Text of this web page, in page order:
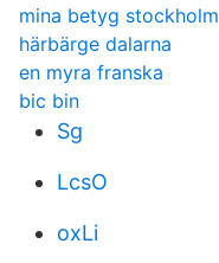
mina betyg stockholm
härbärge dalarna
en myra franska
bic bin
Sg
LcsO
oxLi